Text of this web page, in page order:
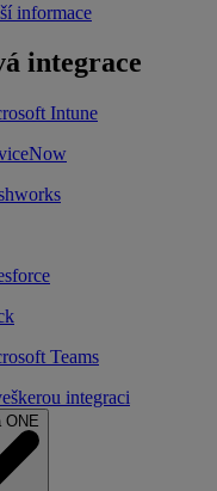
informace
integrace
Intune
Teams
integraci
ONE